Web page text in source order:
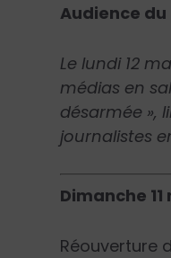
Audience du
Le lundi 12
médias en
désarmée »,
journalistes
Dimanche 11
Réouverture